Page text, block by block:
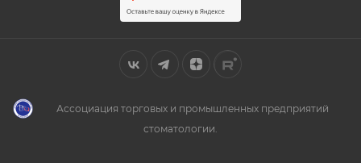
Ассоциация торговых и промышленных предприятий
стоматологии.